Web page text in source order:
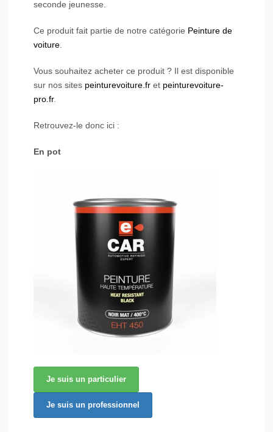
seconde jeunesse.
Ce produit fait partie de notre catégorie Peinture de
voiture
Vous souhaitez acheter ce produit ? Il est disponible
sur nos sites peinturevoiture.fr et peinturevoiture-
pro.fr.
Retrouvez-le donc ici :
En pot
Je suis un particulier
Je suis un professionnel